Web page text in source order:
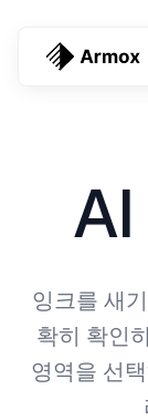
잉크를 새
확히 확인
영역을 선